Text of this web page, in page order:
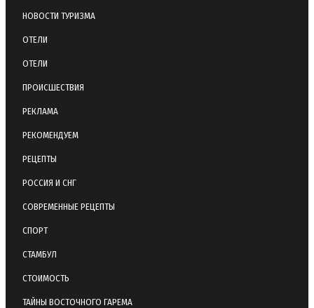
НОВОСТИ ТУРИЗМА
ОТЕЛИ
ОТЕЛИ
ПРОИСШЕСТВИЯ
РЕКЛАМА
РЕКОМЕНДУЕМ
РЕЦЕПТЫ
РОССИЯ И СНГ
СОВРЕМЕННЫЕ РЕЦЕПТЫ
СПОРТ
СТАМБУЛ
СТОИМОСТЬ
ТАЙНЫ ВОСТОЧНОГО ГАРЕМА